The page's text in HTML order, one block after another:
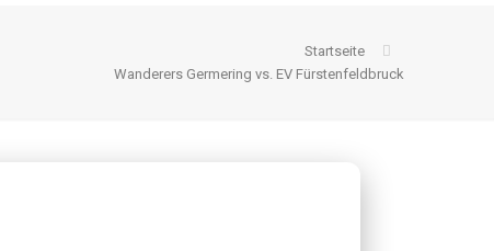
Startseite
Wanderers Germering vs. EV Fürstenfeldbruck